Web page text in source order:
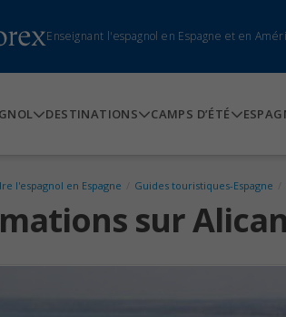
Enseignant l'espagnol en Espagne et en
DESTINATIONS CAMPS D’ÉTÉ
l'espagnol en Espagne Guides touristiques-Espagne
sur